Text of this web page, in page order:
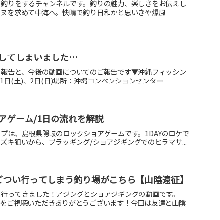
りをするチャンネルです。釣りの魅力、楽しさをお伝えし
を求めて中海へ。快晴で釣り日和かと思いきや爆風
てしまいました…
告と、今後の動画についてのご報告です▼沖縄フィッシン
(土)、2日(日)場所：沖縄コンベンションセンター...
ゲーム/1日の流れを解説
は、島根県隠岐のロックショアゲームです。1DAYのロケで
キ狙いから、プラッギング/ショアジギングでのヒラマサ...
い行ってしまう釣り場がこちら【山陰遠征】
ってきました！アジングとショアジギングの動画です。
ご視聴いただきありがとうございます！今回は友達と山陰